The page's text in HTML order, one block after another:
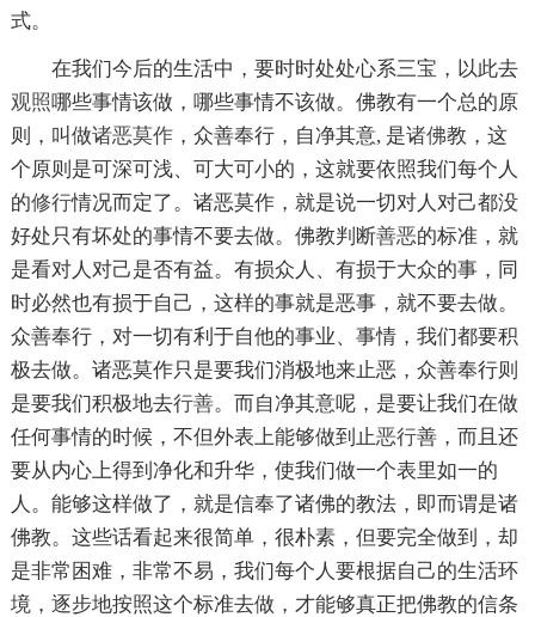
式。
在我们今后的生活中，要时时处处心系三宝，以此去
观照哪些事情该做，哪些事情不该做。佛教有一个总的原
则，叫做诸恶莫作，众善奉行，自净其意, 是诸佛教，这
个原则是可深可浅、可大可小的，这就要依照我们每个人
的修行情况而定了。诸恶莫作，就是说一切对人对己都没
好处只有坏处的事情不要去做。佛教判断善恶的标准，就
是看对人对己是否有益。有损众人、有损于大众的事，同
时必然也有损于自己，这样的事就是恶事，就不要去做。
众善奉行，对一切有利于自他的事业、事情，我们都要积
极去做。诸恶莫作只是要我们消极地来止恶，众善奉行则
是要我们积极地去行善。而自净其意呢，是要让我们在做
任何事情的时候，不但外表上能够做到止恶行善，而且还
要从内心上得到净化和升华，使我们做一个表里如一的
人。能够这样做了，就是信奉了诸佛的教法，即而谓是诸
佛教。这些话看起来很简单，很朴素，但要完全做到，却
是非常困难，非常不易，我们每个人要根据自己的生活环
境，逐步地按照这个标准去做，才能够真正把佛教的信条